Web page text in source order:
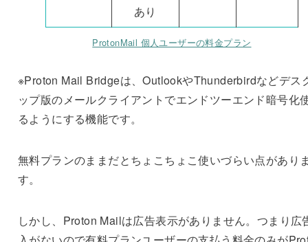
あり
ProtonMail 個人ユーザーの料金プラン
※Proton Mail Bridgeは、OutlookやThunderbirdなどデス
ップ版のメールクライアントでエンドツーエンド暗号化
るようにする機能です。
無料プランのままだとちょこちょこ使いづらい点があり
す。
しかし、Proton Mailは広告表示がありません。つまり広